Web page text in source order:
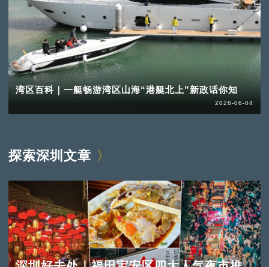
湾区百科｜一艇畅游湾区山海“港艇北上”新政话你知
2026-06-04
探索深圳文章